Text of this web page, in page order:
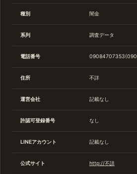
種別 闇金
系列 調査データ
電話番号
住所 不詳
運営会社 記載なし
許認可登録番号 なし
LINEアカウント 記載なし
公式サイト http://不詳